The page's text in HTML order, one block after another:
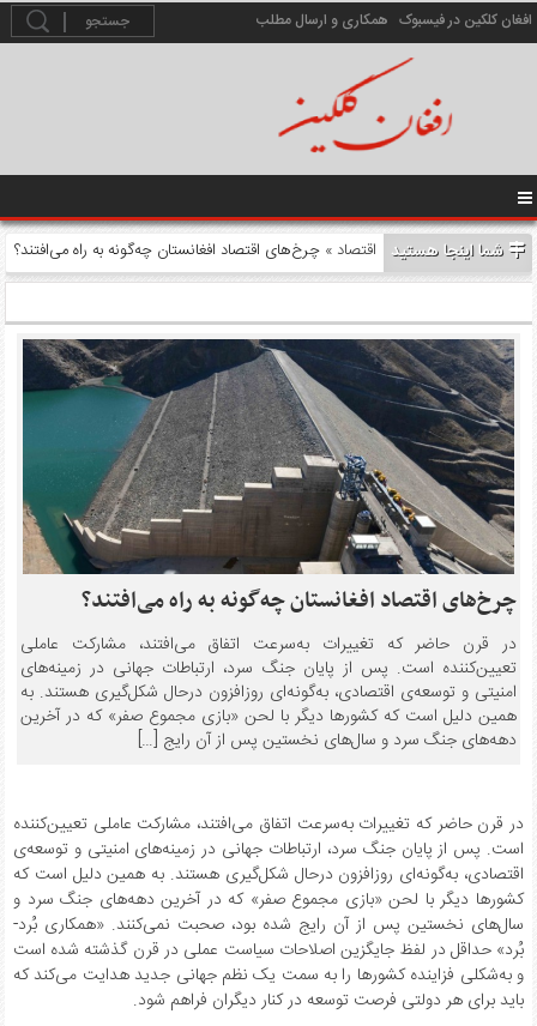
افغان کلکین در فیسبوک همکاری و ارسال مطلب
شما اینجا هستید اقتصاد » چرخ‌های اقتصاد افغانستان چه‌گونه به راه می‌افتند؟
چرخ‌های اقتصاد افغانستان چه‌گونه به راه می‌افتند؟
در قرن حاضر که تغییرات به‌سرعت اتفاق می‌افتند، مشارکت عاملی
تعیین‌کننده است. پس از پایان جنگ سرد، ارتباطات جهانی در زمینه‌های
امنیتی و توسعه‌ی اقتصادی، به‌گونه‌ای روزافزون درحال شکل‌گیری هستند. به
همین دلیل است که کشورها دیگر با لحن «بازی مجموع صفر» که در آخرین
دهه‌های جنگ سرد و سال‌های نخستین پس از آن رایج […]
در قرن حاضر که تغییرات به‌سرعت اتفاق می‌افتند، مشارکت عاملی تعیین‌کننده
است. پس از پایان جنگ سرد، ارتباطات جهانی در زمینه‌های امنیتی و توسعه‌ی
اقتصادی، به‌گونه‌ای روزافزون درحال شکل‌گیری هستند. به همین دلیل است که
کشورها دیگر با لحن «بازی مجموع صفر» که در آخرین دهه‌های جنگ سرد و
سال‌های نخستین پس از آن رایج شده بود، صحبت نمی‌کنند. «همکاری بُرد-
بُرد» حداقل در لفظ جایگزین اصلاحات سیاست عملی در قرن گذشته شده است
و به‌شکلی فزاینده کشورها را به سمت یک نظم جهانی جدید هدایت می‌کند که
باید برای هر دولتی فرصت توسعه در کنار دیگران فراهم شود.